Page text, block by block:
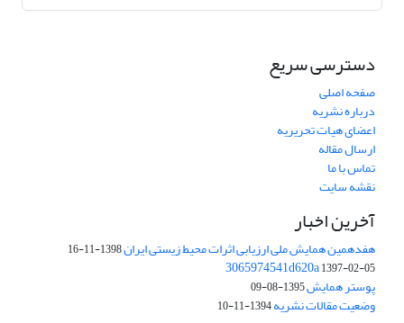
دسترسی سریع
صفحه اصلی
درباره نشریه
اعضای هیات تحریریه
ارسال مقاله
تماس با ما
نقشه سایت
آخرین اخبار
هفدهمین همایش ملی ارزیابی اثرات محیط زیستی ایران1398-11-16
3065974541d620a1397-02-05
پوستر همایش1395-08-09
وضعیت مقالات نشریه1394-11-10